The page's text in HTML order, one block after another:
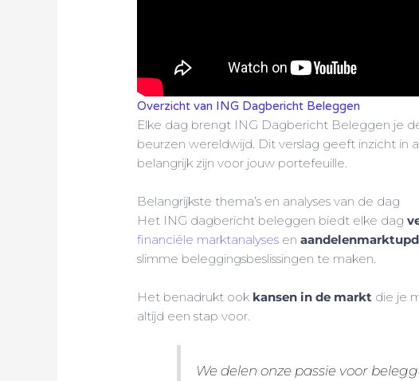
Overzicht van ING Dagbericht Beleggen
Elke dag brengt ING Dagbericht Beleggen je
beurzen wereldwijd. Dit verslag geeft inzicht in
belangrijk zijn voor jouw portefeuille.
Belangrijkste thema’s en analyses van de dag
Het ING dagbericht beleggen biedt elke dag
financiële marktanalyses en
slimme beleggingsbeslissingen te maken.
Het benadrukt ook kansen in de markt die je
altijd een stap voor.
We delen onze passie voor